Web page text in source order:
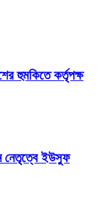
হুমকিতে কর্তৃপক্ষ
নেতৃত্বে ইউসুফ